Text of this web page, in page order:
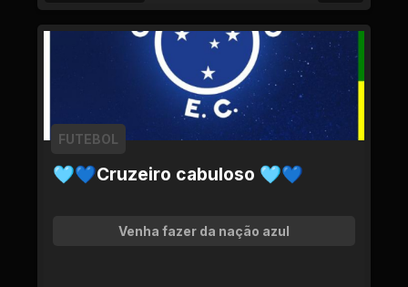
🩵💙Cruzeiro cabuloso 🩵💙
FUTEBOL
Venha fazer da nação azul